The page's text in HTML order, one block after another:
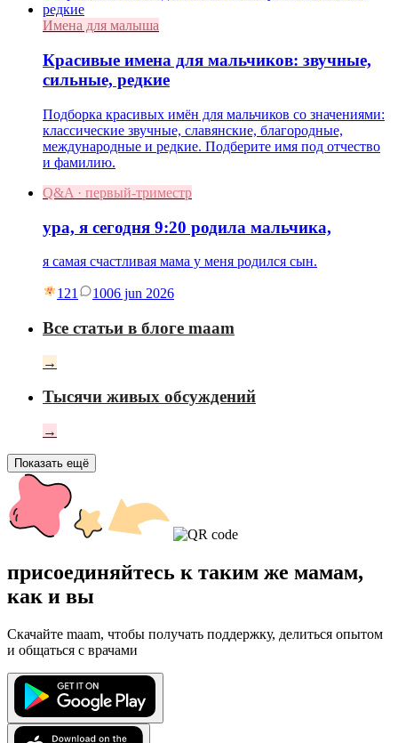
Имена для малыша
Красивые имена для мальчиков: звучные,
сильные, редкие
Подборка красивых имён для мальчиков со значениями:
классические звучные, славянские, благородные,
международные и редкие. Подберите имя под отчество
и фамилию.
Q&A · первый-триместр
ура, я сегодня 9:20 родила мальчика,
я самая счастливая мама у меня родился сын.
121 1006 jun 2026
Все статьи в блоге maam
→
Тысячи живых обсуждений
→
Показать ещё
присоединяйтесь к таким же мамам,
как и вы
Скачайте maam, чтобы получать поддержку, делиться опытом
и общаться с врачами